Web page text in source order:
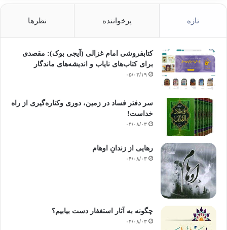
تازه پرخواننده نظرها
کتابفروشی امام غزالی (آیجی بوک): مقصدی
برای کتاب‌های نایاب و اندیشه‌های ماندگار
۰۵/۰۳/۱۹
سر دفتر فساد در زمین‌، دوری وکناره‌گیری از راه
خداست‌!
۰۴/۰۸/۰۳
رهایی از زندانِ اوهام
۰۴/۰۸/۰۳
چگونه به آثار استغفار دست بیابیم؟
۰۴/۰۸/۰۳